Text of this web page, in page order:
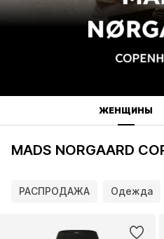
ЖЕНЩИНЫ
РАСПРОДАЖА Одежда